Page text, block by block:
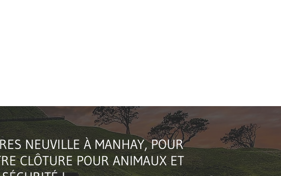
NEUVILLE À MANHAY, POUR
CLÔTURE POUR ANIMAUX ET